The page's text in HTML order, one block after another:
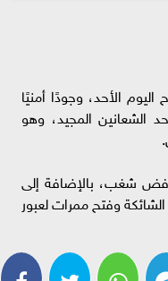
الأحد، وجودًا أمنيًا
الشعانين المجيد، وهو
شغب، بالإضافة إلى
وفتح ممرات لعبور